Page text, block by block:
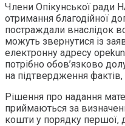
Члени Опікунської ради
отримання благодійної
постраждали внаслідок
можуть звернутися із
електронну адресу
потрібно обов’язково
на підтвердження
Рішення про надання
приймаються за
кошти у порядку першої,